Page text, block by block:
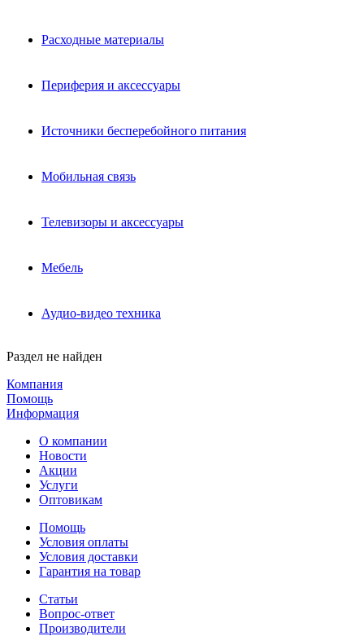
Расходные материалы
Периферия и аксессуары
Источники бесперебойного питания
Мобильная связь
Телевизоры и аксессуары
Мебель
Аудио-видео техника
Раздел не найден
Компания
Помощь
Информация
О компании
Новости
Акции
Услуги
Оптовикам
Помощь
Условия оплаты
Условия доставки
Гарантия на товар
Статьи
Вопрос-ответ
Производители